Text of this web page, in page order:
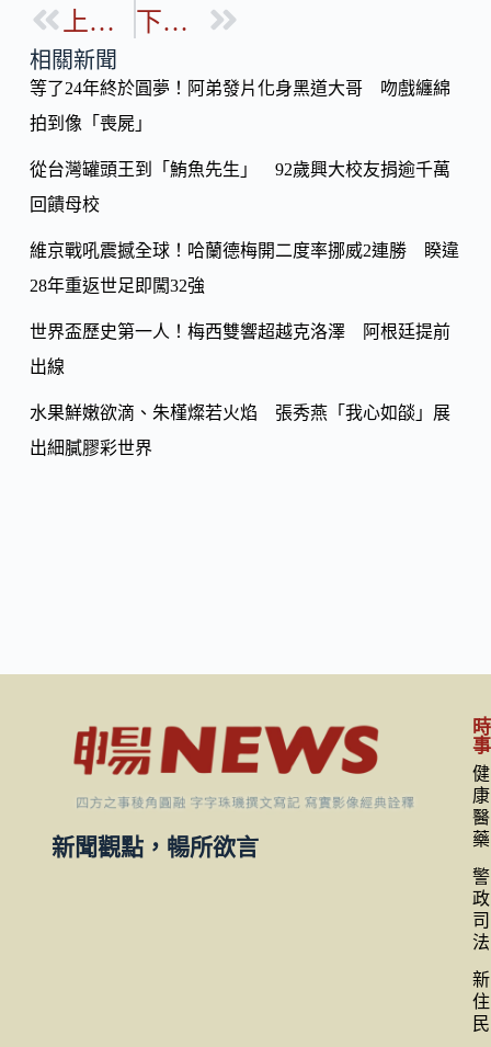
b
o
p
Li
k
上一篇 下一篇
相關新聞
等了24年終於圓夢！阿弟發片化身黑道大哥 吻戲纏綿
拍到像「喪屍」
從台灣罐頭王到「鮪魚先生」 92歲興大校友捐逾千萬
回饋母校
維京戰吼震撼全球！哈蘭德梅開二度率挪威2連勝 睽違
28年重返世足即闖32強
世界盃歷史第一人！梅西雙響超越克洛澤 阿根廷提前
出線
水果鮮嫩欲滴、朱槿燦若火焰 張秀燕「我心如燄」展
出細膩膠彩世界
新聞觀點，暢所欲言
時
事
健
康
醫
藥
警
政
司
法
新
住
民